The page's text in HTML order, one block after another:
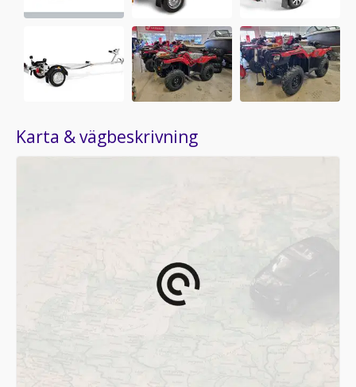
Karta & vägbeskrivning